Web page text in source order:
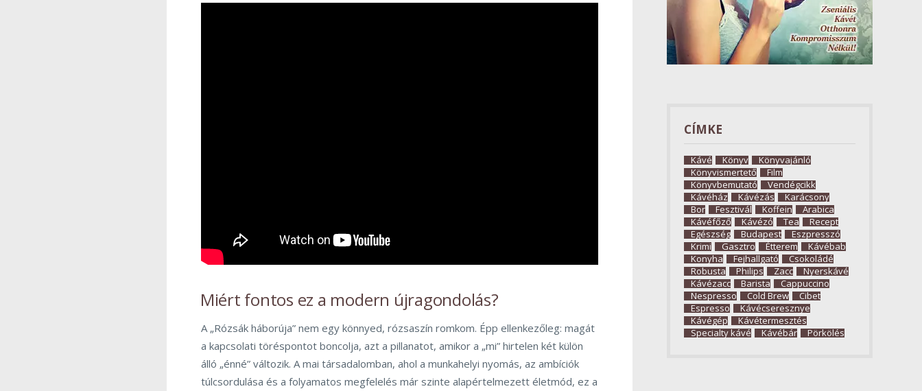
Miért fontos ez a modern újragondolás?
A „Rózsák háborúja” nem egy könnyed, rózsaszín romkom. Épp ellenkezőleg: magát
a kapcsolati töréspontot boncolja, azt a pillanatot, amikor a „mi” hirtelen két külön
álló „énné” változik. A mai társadalomban, ahol a munkahelyi nyomás, az ambíciók
túlcsordulása és a folyamatos megfelelés már szinte alapértelmezett életmód, ez a
CÍMKE
Kávé Könyv
Könyvajánló
Könyvismertető
Film
Könyvbemutató
Vendégcikk
Kávéház
Kávézás
Karácsony
Bor
Fesztivál Koffein
Arabica
Kávéfőző
Kávézó Tea
Recept
Egészség
Budapest
Eszpresszó
Krimi
Gasztro Étterem
Kávébab
Konyha
Fejhallgató
Csokoládé
Robusta
Philips Zacc
Nyerskávé
Kávézacc
Barista
Cappuccino
Nespresso
Cold Brew
Cibet
Espresso
Kávécseresznye
Kávégép
Kávétermesztés
Specialty kávé
Kávébár Pörkölés